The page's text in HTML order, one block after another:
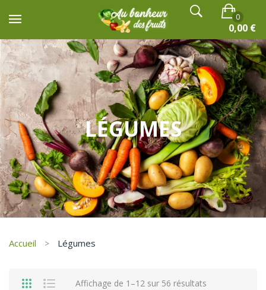
0
0,00 €
Aucun produit dans le chariot.
LÉGUMES
Accueil Légumes
Affichage de 1–12 sur 56 résultats